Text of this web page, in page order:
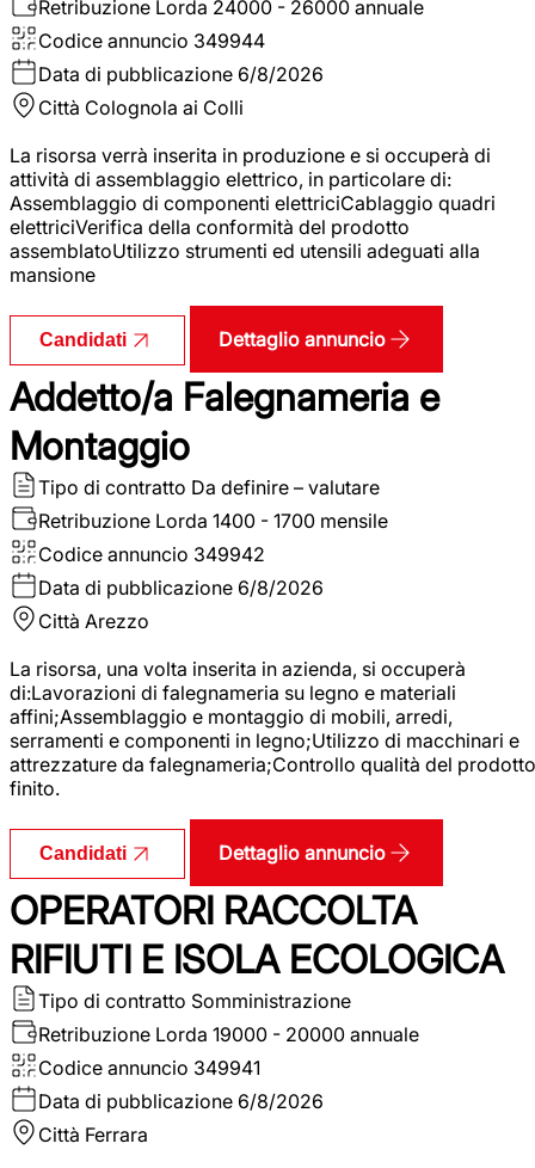
Retribuzione Lorda 24000 - 26000 annuale
Codice annuncio 349944
Data di pubblicazione 6/8/2026
Città Colognola ai Colli
La risorsa verrà inserita in produzione e si occuperà di
attività di assemblaggio elettrico, in particolare di:
Assemblaggio di componenti elettriciCablaggio quadri
elettriciVerifica della conformità del prodotto
assemblatoUtilizzo strumenti ed utensili adeguati alla
mansione
Candidati Dettaglio annuncio
Addetto/a Falegnameria e
Montaggio
Tipo di contratto Da definire – valutare
Retribuzione Lorda 1400 - 1700 mensile
Codice annuncio 349942
Data di pubblicazione 6/8/2026
Città Arezzo
La risorsa, una volta inserita in azienda, si occuperà
di:Lavorazioni di falegnameria su legno e materiali
affini;Assemblaggio e montaggio di mobili, arredi,
serramenti e componenti in legno;Utilizzo di macchinari e
attrezzature da falegnameria;Controllo qualità del prodotto
finito.
Candidati Dettaglio annuncio
OPERATORI RACCOLTA
RIFIUTI E ISOLA ECOLOGICA
Tipo di contratto Somministrazione
Retribuzione Lorda 19000 - 20000 annuale
Codice annuncio 349941
Data di pubblicazione 6/8/2026
Città Ferrara